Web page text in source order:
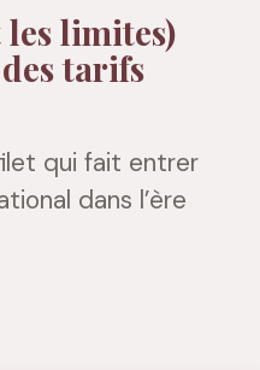
les limites)
tarifs
qui fait entrer
dans l’ère